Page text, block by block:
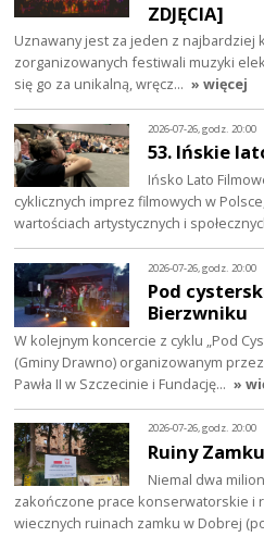
ZDJĘCIA]
Uznawany jest za jeden z najbardziej
zorganizowanych festiwali muzyki
się go za unikalną, wręcz… » więcej
2026-07-26, godz. 20:00
53. Ińskie
Ińsko Lato
cyklicznych imprez filmowych w
wartościach artystycznych i
2026-07-26, godz. 20:00
Pod
Bierzwniku
W kolejnym koncercie z cyklu „Pod
(Gminy Drawno) organizowanym
Pawła II w Szczecinie i Fundację… »
2026-07-26, godz. 20:00
Ruiny
Niemal dwa
zakończone prace konserwatorskie i
wiecznych ruinach zamku w Dobrej